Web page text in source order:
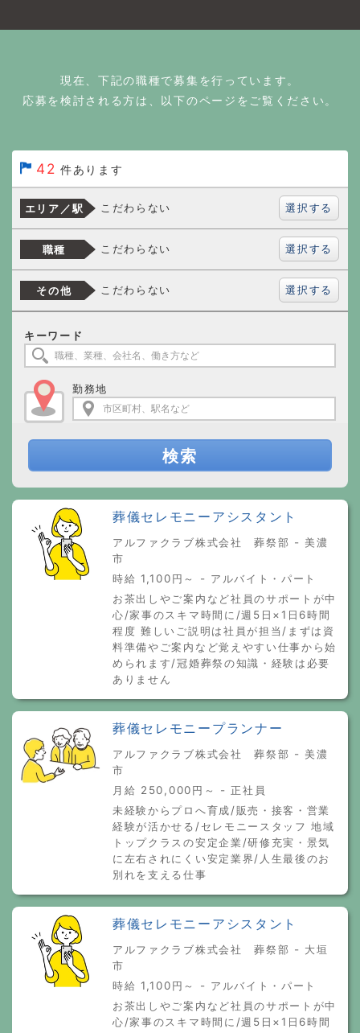
現在、下記の職種で募集を行っています。
応募を検討される方は、以下のページをご覧ください。
42 件あります
エリア／駅 こだわらない 選択する
職種 こだわらない 選択する
その他 こだわらない 選択する
キーワード
勤務地
検索
葬儀セレモニーアシスタント
アルファクラブ株式会社 葬祭部 - 美濃
市
時給 1,100円～ - アルバイト・パート
お茶出しやご案内など社員のサポートが中
心/家事のスキマ時間に/週5日×1日6時間
程度 難しいご説明は社員が担当/まずは資
料準備やご案内など覚えやすい仕事から始
められます/冠婚葬祭の知識・経験は必要
ありません
葬儀セレモニープランナー
アルファクラブ株式会社 葬祭部 - 美濃
市
月給 250,000円～ - 正社員
未経験からプロへ育成/販売・接客・営業
経験が活かせる/セレモニースタッフ 地域
トップクラスの安定企業/研修充実・景気
に左右されにくい安定業界/人生最後のお
別れを支える仕事
葬儀セレモニーアシスタント
アルファクラブ株式会社 葬祭部 - 大垣
市
時給 1,100円～ - アルバイト・パート
お茶出しやご案内など社員のサポートが中
心/家事のスキマ時間に/週5日×1日6時間